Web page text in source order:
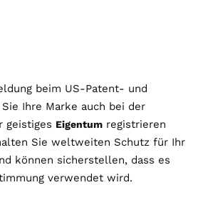
beim US-Patent- und
Ihre Marke auch bei der
geistiges Eigentum registrieren
Sie weltweiten Schutz für Ihr
können sicherstellen, dass es
verwendet wird.